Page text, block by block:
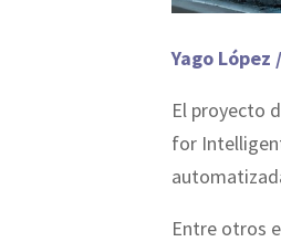
Yago López
El proyecto
for
Entre otros